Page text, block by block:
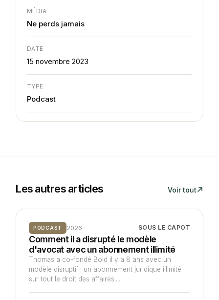
MÉDIA
Ne perds jamais
DATE
15 novembre 2023
TYPE
Podcast
Les autres articles Voir tout
PODCAST 2026 SOUS LE CAPOT
Comment il a disrupté le modèle
d'avocat avec un abonnement illimité
Thomas a co-fondé Bold il y a 8 ans avec un
modèle disruptif : un abonnement juridique illimité
sur tout le droit des affaires....